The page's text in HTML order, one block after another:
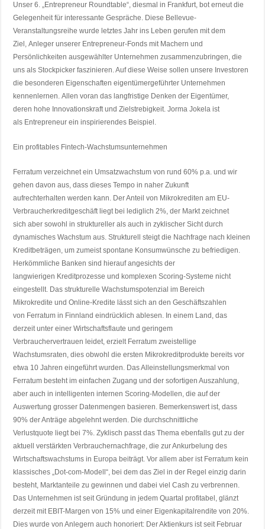
Unser 6. „Entrepreneur Roundtable“, diesmal in Frankfurt, bot erneut die
Gelegenheit für interessante Gespräche. Diese Bellevue-
Veranstaltungsreihe wurde letztes Jahr ins Leben gerufen mit dem
Ziel, Anleger unserer Entrepreneur-Fonds mit Machern und
Persönlichkeiten ausgewählter Unternehmen zusammenzubringen, die
uns als Stockpicker faszinieren. Auf diese Weise sollen unsere Investoren
die besonderen Eigenschaften eigentümergeführter Unternehmen
kennenlernen. Allen voran das langfristige Denken der Eigentümer,
deren hohe Innovationskraft und Zielstrebigkeit. Jorma Jokela ist
als Entrepreneur ein inspirierendes Beispiel.
Ein profitables Fintech-Wachstumsunternehmen
Ferratum verzeichnet ein Umsatzwachstum von rund 60% p.a. und wir
gehen davon aus, dass dieses Tempo in naher Zukunft
aufrechterhalten werden kann. Der Anteil von Mikrokrediten am EU-
Verbraucherkreditgeschäft liegt bei lediglich 2%, der Markt zeichnet
sich aber sowohl in struktureller als auch in zyklischer Sicht durch
dynamisches Wachstum aus. Strukturell steigt die Nachfrage nach kleinen
Kreditbeträgen, um zumeist spontane Konsumwünsche zu befriedigen.
Herkömmliche Banken sind hierauf angesichts der
langwierigen Kreditprozesse und komplexen Scoring-Systeme nicht
eingestellt. Das strukturelle Wachstumspotenzial im Bereich
Mikrokredite und Online-Kredite lässt sich an den Geschäftszahlen
von Ferratum in Finnland eindrücklich ablesen. In einem Land, das
derzeit unter einer Wirtschaftsflaute und geringem
Verbrauchervertrauen leidet, erzielt Ferratum zweistellige
Wachstumsraten, dies obwohl die ersten Mikrokreditprodukte bereits vor
etwa 10 Jahren eingeführt wurden. Das Alleinstellungsmerkmal von
Ferratum besteht im einfachen Zugang und der sofortigen Auszahlung,
aber auch in intelligenten internen Scoring-Modellen, die auf der
Auswertung grosser Datenmengen basieren. Bemerkenswert ist, dass
90% der Anträge abgelehnt werden. Die durchschnittliche
Verlustquote liegt bei 7%. Zyklisch passt das Thema ebenfalls gut zu der
aktuell verstärkten Verbrauchernachfrage, die zur Ankurbelung des
Wirtschaftswachstums in Europa beiträgt. Vor allem aber ist Ferratum kein
klassisches „Dot-com-Modell“, bei dem das Ziel in der Regel einzig darin
besteht, Marktanteile zu gewinnen und dabei viel Cash zu verbrennen.
Das Unternehmen ist seit Gründung in jedem Quartal profitabel, glänzt
derzeit mit EBIT-Margen von 15% und einer Eigenkapitalrendite von 20%.
Dies wurde von Anlegern auch honoriert: Der Aktienkurs ist seit Februar